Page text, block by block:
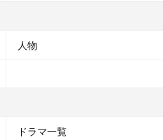
人物
ドラマ一覧